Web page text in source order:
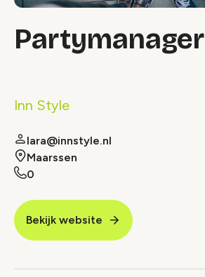
Partymanager
Inn Style
lara@innstyle.nl
Maarssen
0
Bekijk website